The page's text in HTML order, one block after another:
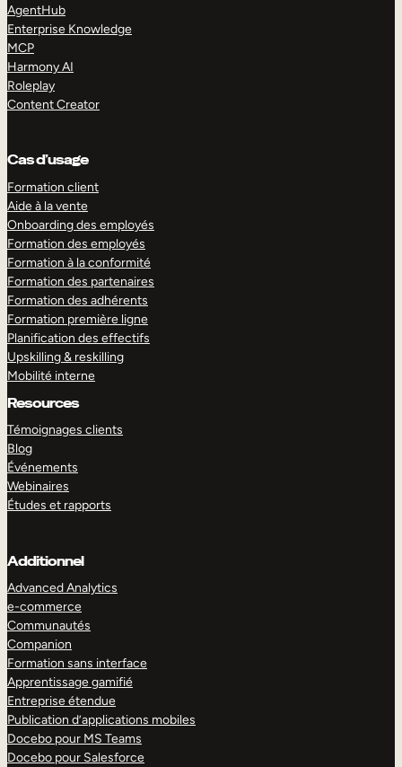
AgentHub
Enterprise Knowledge
MCP
Harmony AI
Roleplay
Content Creator
Cas d’usage
Formation client
Aide à la vente
Onboarding des employés
Formation des employés
Formation à la conformité
Formation des partenaires
Formation des adhérents
Formation première ligne
Planification des effectifs
Upskilling & reskilling
Mobilité interne
Resources
Témoignages clients
Blog
Événements
Webinaires
Études et rapports
Additionnel
Advanced Analytics
e-commerce
Communautés
Companion
Formation sans interface
Apprentissage gamifié
Entreprise étendue
Publication d’applications mobiles
Docebo pour MS Teams
Docebo pour Salesforce